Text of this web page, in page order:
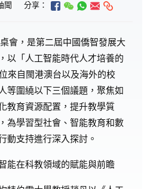
聞 分享：
會，是第二屆中國僑智發展大
以「人工智能時代人才培養的
來自閩港澳台以及海外的校
等圍繞以下三個議題，聚焦如
教育資源配置，提升教學質
為學習型社會、智能教育和數
動支持進行深入探討。
能在科教領域的賦能與前瞻